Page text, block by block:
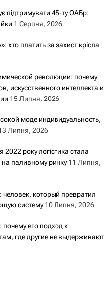
підтримувати 45-ту ОАБр:
1 Серпня, 2026
хто платить за захист крісла
революции: почему
искусственного интеллекта и
15 Липня, 2026
моде индивидуальность,
Липня, 2026
року логістика стала
на паливному ринку 11 Липня,
который превратил
систему 10 Липня, 2026
его подход к
где другие не выдерживают